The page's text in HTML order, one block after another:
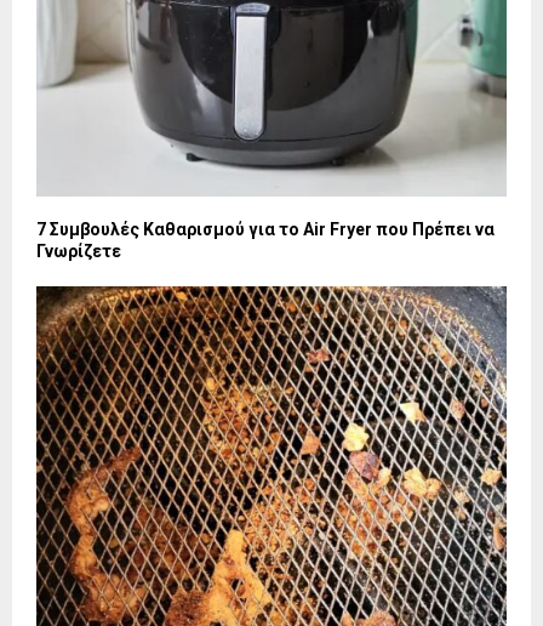
7 Συμβουλές Καθαρισμού για το Air Fryer που Πρέπει να
Γνωρίζετε